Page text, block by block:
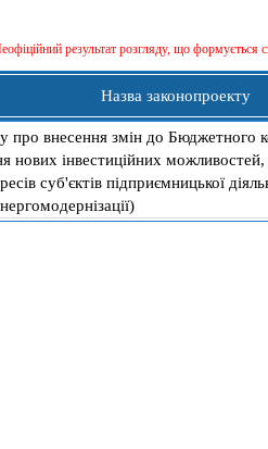
результат розгляду, що формується
Назва законопроекту
про внесення змін до Бюджетного
нових інвестиційних
суб'єктів підприємницької